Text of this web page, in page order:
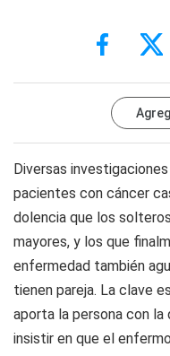
Diversas
pacientes con cáncer
dolencia que los
mayores, y los que
enfermedad también
tienen pareja. La clave
aporta la persona con la
insistir en que el